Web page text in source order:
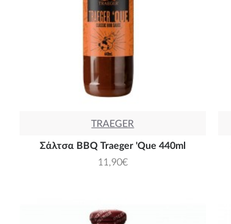
TRAEGER
Σάλτσα BBQ Traeger 'Que 440ml
11,90€